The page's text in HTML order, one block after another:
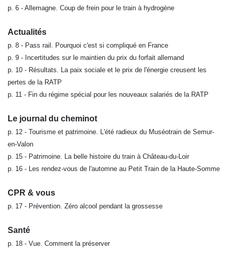
p. 6 - Allemagne. Coup de frein pour le train à hydrogène
Actualités
p. 8 - Pass rail. Pourquoi c'est si compliqué en France
p. 9 - Incertitudes sur le maintien du prix du forfait allemand
p. 10 - Résultats. La paix sociale et le prix de l'énergie creusent les
pertes de la RATP
p. 11 - Fin du régime spécial pour les nouveaux salariés de la RATP
Le journal du cheminot
p. 12 - Tourisme et patrimoine. L'été radieux du Muséotrain de Semur-
en-Valon
p. 15 - Patrimoine. La belle histoire du train à Château-du-Loir
p. 16 - Les rendez-vous de l'automne au Petit Train de la Haute-Somme
CPR & vous
p. 17 - Prévention. Zéro alcool pendant la grossesse
Santé
p. 18 - Vue. Comment la préserver